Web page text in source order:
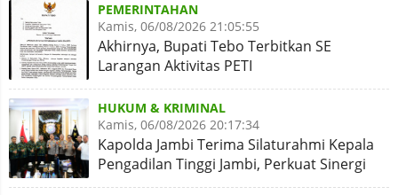
PEMERINTAHAN
Kamis, 06/08/2026 21:05:55
Akhirnya, Bupati Tebo Terbitkan SE
Larangan Aktivitas PETI
HUKUM & KRIMINAL
Kamis, 06/08/2026 20:17:34
Kapolda Jambi Terima Silaturahmi Kepala
Pengadilan Tinggi Jambi, Perkuat Sinergi
Antar Lembaga